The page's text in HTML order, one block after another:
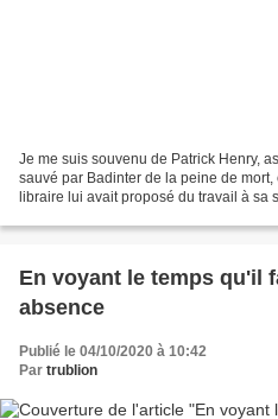
Je me suis souvenu de Patrick Henry,
sauvé par Badinter de la peine de
libraire lui avait proposé du travail à sa
En voyant le temps qu'il fait, je constate l'
absence
Publié le 04/10/2020 à 10:42
Par trublion